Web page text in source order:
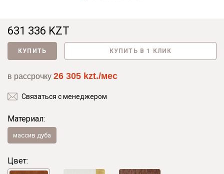
631 336 KZT
КУПИТЬ КУПИТЬ В 1 КЛИК
в рассрочку 26 305 kzt./мес
Связаться с менеджером
Материал:
массив дуба
Цвет: